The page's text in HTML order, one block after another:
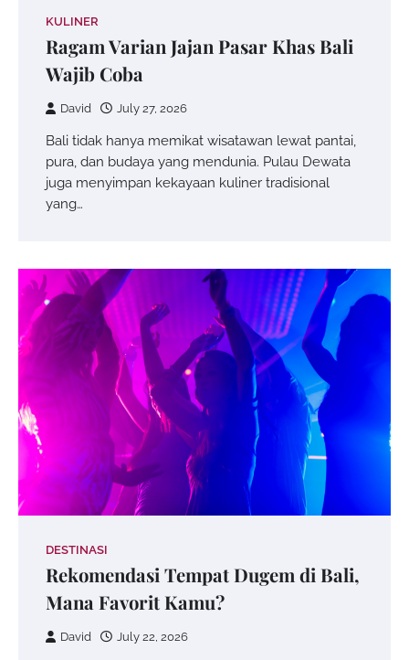
KULINER
Ragam Varian Jajan Pasar Khas Bali
Wajib Coba
David July 27, 2026
Bali tidak hanya memikat wisatawan lewat pantai,
pura, dan budaya yang mendunia. Pulau Dewata
juga menyimpan kekayaan kuliner tradisional
yang…
DESTINASI
Rekomendasi Tempat Dugem di Bali,
Mana Favorit Kamu?
David July 22, 2026